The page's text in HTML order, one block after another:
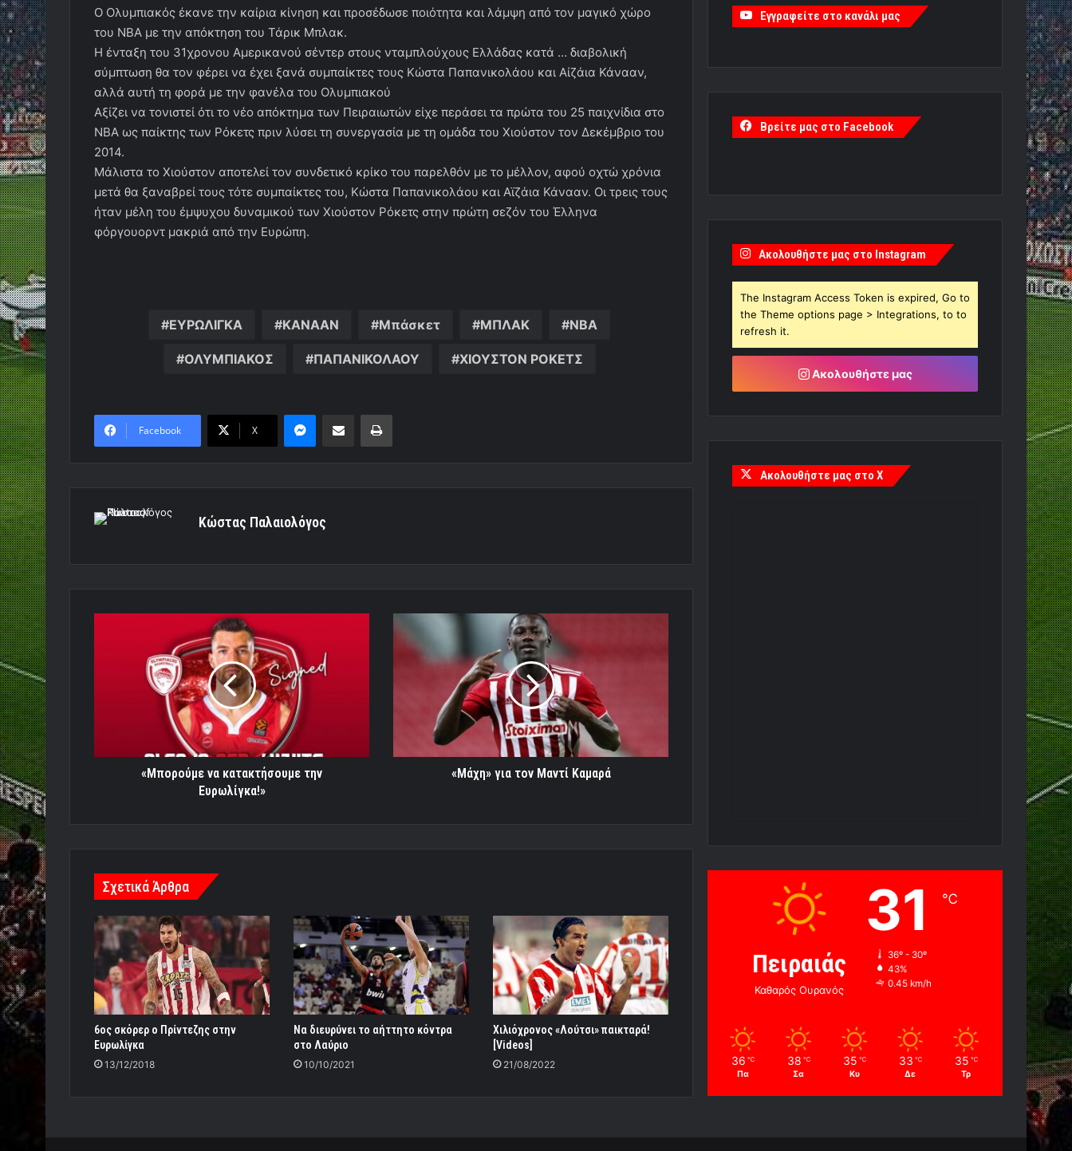
Ο Ολυμπιακός έκανε την καίρια κίνηση και προσέδωσε ποιότητα και λάμψη από τον μαγικό χώρο
του ΝΒΑ με την απόκτηση του Τάρικ Μπλακ.
Η ένταξη του 31χρονου Αμερικανού σέντερ στους νταμπλούχους Ελλάδας κατά … διαβολική
σύμπτωση θα τον φέρει να έχει ξανά συμπαίκτες τους Κώστα Παπανικολάου και Αίζάια Κάνααν,
αλλά αυτή τη φορά με την φανέλα του Ολυμπιακού
Αξίζει να τονιστεί ότι το νέο απόκτημα των Πειραιωτών είχε περάσει τα πρώτα του 25 παιχνίδια στο
NBA ως παίκτης των Ρόκετς πριν λύσει τη συνεργασία με τη ομάδα του Χιούστον τον Δεκέμβριο του
2014.
Μάλιστα το Χιούστον αποτελεί τον συνδετικό κρίκο του παρελθόν με το μέλλον, αφού οχτώ χρόνια
μετά θα ξαναβρεί τους τότε συμπαίκτες του, Κώστα Παπανικολάου και Αϊζάια Κάνααν. Οι τρεις τους
ήταν μέλη του έμψυχου δυναμικού των Χιούστον Ρόκετς στην πρώτη σεζόν του Έλληνα
φόργουορντ μακριά από την Ευρώπη.
ΕΥΡΩΛΙΓΚΑ ΚΑΝΑΑΝ Μπάσκετ ΜΠΛΑΚ ΝΒΑ
ΟΛΥΜΠΙΑΚΟΣ ΠΑΠΑΝΙΚΟΛΑΟΥ ΧΙΟΥΣΤΟΝ ΡΟΚΕΤΣ
Facebook X
MessengerΚοινοποίηση μέσω ηλεκτρονικού ταχυδρομείουΕκτύπωση
Κώστας Παλαιολόγος
κατακτήσουμε
Ευρωλίγκα!»
«Μπορούμε να κατακτήσουμε την
Ευρωλίγκα!»
«Μάχη» για τον Μαντί Καμαρά
Σχετικά Άρθρα
6ος σκόρερ ο Πρίντεζης στην
Ευρωλίγκα
13/12/2018
Να διευρύνει το αήττητο κόντρα
στο Λαύριο
10/10/2021
Χιλιόχρονος «Λούτσι» παικταρά!
[Videos]
21/08/2022
Εγγραφείτε στο κανάλι μας
Βρείτε μας στο Facebook
Ακολουθήστε μας στο Instagram
The Instagram Access Token is expired, Go to
the Theme options page > Integrations, to to
refresh it.
Ακολουθήστε μας
Ακολουθήστε μας στο X
Πειραιάς
Καθαρός Ουρανός
31 ℃
36º - 30º
43%
0.45 km/h
36 ℃
Πα
38 ℃
Σα
35 ℃
Κυ
33 ℃
Δε
35 ℃
Τρ